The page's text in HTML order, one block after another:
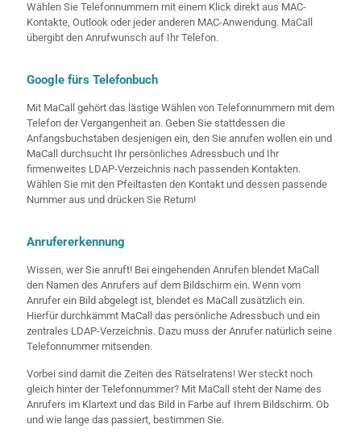
Wählen Sie Telefonnummern mit einem Klick direkt aus MAC-
Kontakte, Outlook oder jeder anderen MAC-Anwendung. MaCall
übergibt den Anrufwunsch auf Ihr Telefon.
Google fürs Telefonbuch
Mit MaCall gehört das lästige Wählen von Telefonnummern mit dem
Telefon der Vergangenheit an. Geben Sie stattdessen die
Anfangsbuchstaben desjenigen ein, den Sie anrufen wollen ein und
MaCall durchsucht Ihr persönliches Adressbuch und Ihr
firmenweites LDAP-Verzeichnis nach passenden Kontakten.
Wählen Sie mit den Pfeiltasten den Kontakt und dessen passende
Nummer aus und drücken Sie Return!
Anrufererkennung
Wissen, wer Sie anruft! Bei eingehenden Anrufen blendet MaCall
den Namen des Anrufers auf dem Bildschirm ein. Wenn vom
Anrufer ein Bild abgelegt ist, blendet es MaCall zusätzlich ein.
Hierfür durchkämmt MaCall das persönliche Adressbuch und ein
zentrales LDAP-Verzeichnis. Dazu muss der Anrufer natürlich seine
Telefonnummer mitsenden.
Vorbei sind damit die Zeiten des Rätselratens! Wer steckt noch
gleich hinter der Telefonnummer? Mit MaCall steht der Name des
Anrufers im Klartext und das Bild in Farbe auf Ihrem Bildschirm. Ob
und wie lange das passiert, bestimmen Sie.